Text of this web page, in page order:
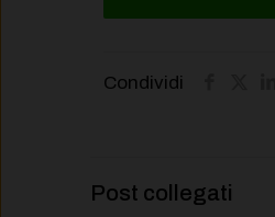
Condividi
Post collegati